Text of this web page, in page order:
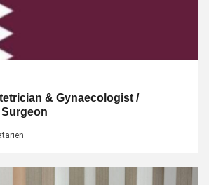
& Gynaecologist /